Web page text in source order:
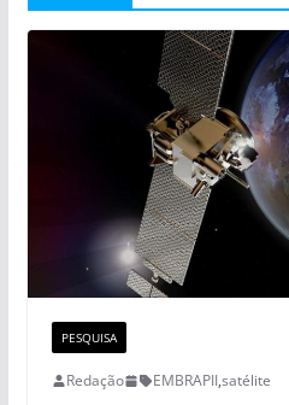
PESQUISA
Redação EMBRAPII,satélite